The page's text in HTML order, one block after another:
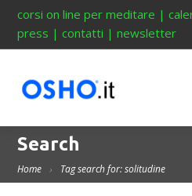
corsi on line per meditare |
press |contatti |newsletter
Search
Home Tag search for: solitudine